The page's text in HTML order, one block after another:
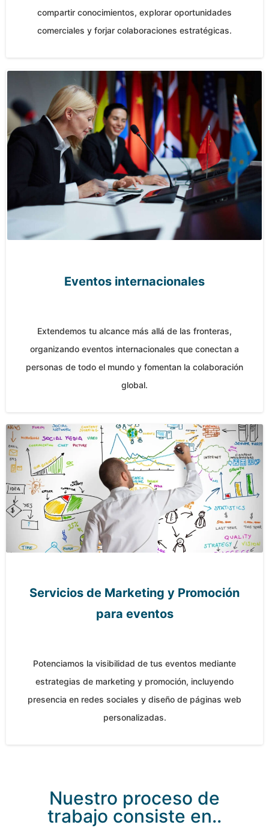
compartir conocimientos, explorar oportunidades
comerciales y forjar colaboraciones estratégicas.
Eventos internacionales
Extendemos tu alcance más allá de las fronteras,
organizando eventos internacionales que conectan a
personas de todo el mundo y fomentan la colaboración
global.
Servicios de Marketing y Promoción
para eventos
Potenciamos la visibilidad de tus eventos mediante
estrategias de marketing y promoción, incluyendo
presencia en redes sociales y diseño de páginas web
personalizadas.
Nuestro proceso de
trabajo consiste en..